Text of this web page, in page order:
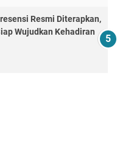
Resmi Diterapkan,
Wujudkan Kehadiran